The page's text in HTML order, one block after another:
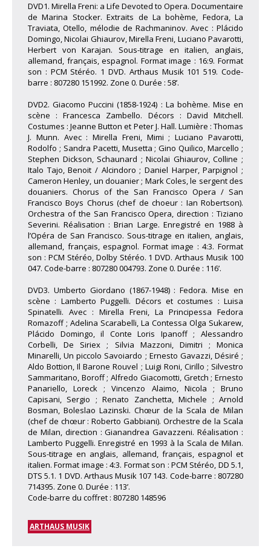
DVD1. Mirella Freni: a Life Devoted to Opera. Documentaire
de Marina Stocker. Extraits de La bohème, Fedora, La
Traviata, Otello, mélodie de Rachmaninov. Avec : Plácido
Domingo, Nicolai Ghiaurov, Mirella Freni, Luciano Pavarotti,
Herbert von Karajan. Sous-titrage en italien, anglais,
allemand, français, espagnol. Format image : 16:9. Format
son : PCM Stéréo. 1 DVD. Arthaus Musik 101 519. Code-
barre : 807280 151992. Zone 0. Durée : 58’.
DVD2. Giacomo Puccini (1858-1924) : La bohème. Mise en
scène : Francesca Zambello. Décors : David Mitchell.
Costumes : Jeanne Button et Peter J. Hall. Lumière : Thomas
J. Munn. Avec : Mirella Freni, Mimi ; Luciano Pavarotti,
Rodolfo ; Sandra Pacetti, Musetta ; Gino Quilico, Marcello ;
Stephen Dickson, Schaunard ; Nicolai Ghiaurov, Colline ;
Italo Tajo, Benoit / Alcindoro ; Daniel Harper, Parpignol ;
Cameron Henley, un douanier ; Mark Coles, le sergent des
douaniers. Chorus of the San Francisco Opera / San
Francisco Boys Chorus (chef de choeur : Ian Robertson).
Orchestra of the San Francisco Opera, direction : Tiziano
Severini. Réalisation : Brian Large. Enregistré en 1988 à
l’Opéra de San Francisco. Sous-titrage en italien, anglais,
allemand, français, espagnol. Format image : 4:3. Format
son : PCM Stéréo, Dolby Stéréo. 1 DVD. Arthaus Musik 100
047. Code-barre : 807280 004793. Zone 0. Durée : 116’.
DVD3. Umberto Giordano (1867-1948) : Fedora. Mise en
scène : Lamberto Puggelli. Décors et costumes : Luisa
Spinatelli. Avec : Mirella Freni, La Principessa Fedora
Romazoff ; Adelina Scarabelli, La Contessa Olga Sukarew,
Plácido Domingo, il Conte Loris Ipanoff ; Alessandro
Corbelli, De Siriex ; Silvia Mazzoni, Dimitri ; Monica
Minarelli, Un piccolo Savoiardo ; Ernesto Gavazzi, Désiré ;
Aldo Bottion, Il Barone Rouvel ; Luigi Roni, Cirillo ; Silvestro
Sammaritano, Boroff ; Alfredo Giacomotti, Gretch ; Ernesto
Panariello, Loreck ; Vincenzo Alaimo, Nicola ; Bruno
Capisani, Sergio ; Renato Zanchetta, Michele ; Arnold
Bosman, Boleslao Lazinski. Chœur de la Scala de Milan
(chef de chœur : Roberto Gabbiani). Orchestre de la Scala
de Milan, direction : Gianandrea Gavazzeni. Réalisation :
Lamberto Puggelli. Enregistré en 1993 à la Scala de Milan.
Sous-titrage en anglais, allemand, français, espagnol et
italien. Format image : 4:3. Format son : PCM Stéréo, DD 5.1,
DTS 5.1. 1 DVD. Arthaus Musik 107 143. Code-barre : 807280
714395. Zone 0. Durée : 113’.
Code-barre du coffret : 807280 148596
ARTHAUS MUSIK